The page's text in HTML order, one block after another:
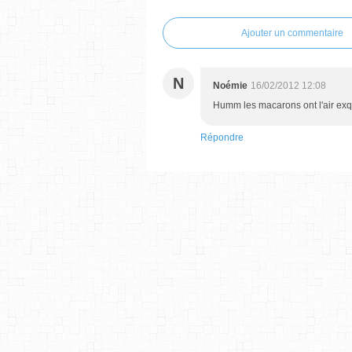
Ajouter un commentaire
N Noémie 16/02/2012 12:08
Humm les macarons ont l'air
Répondre